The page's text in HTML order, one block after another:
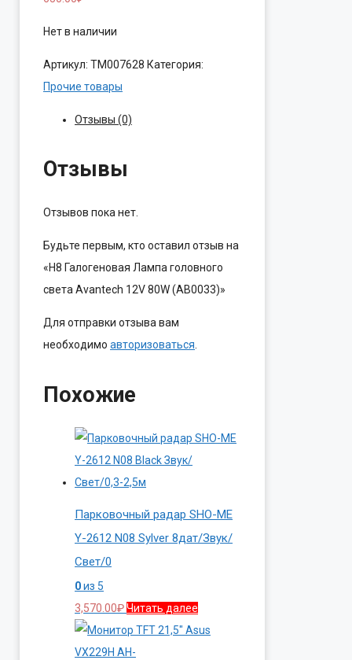
Нет в наличии
Артикул: ТМ007628 Категория:
Прочие товары
Отзывы (0)
Отзывы
Отзывов пока нет.
Будьте первым, кто оставил отзыв на
«H8 Галогеновая Лампа головного
света Avantech 12V 80W (АВ0033)»
Для отправки отзыва вам
необходимо авторизоваться
Похожие
Парковочный радар SHO-ME
Y-2612 N08 Sylver 8дат/Звук/
Свет/0
0из 5
3,570.00₽Читать далее